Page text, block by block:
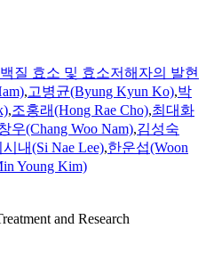
질 효소 및 효소저해자의 발현
,고병균(Byung Kyun Ko),박
,조홍래(Hong Rae Cho),최대화
우(Chang Woo Nam),김성숙
시내(Si Nae Lee),한운섭(Woon
Young Kim)
and Research